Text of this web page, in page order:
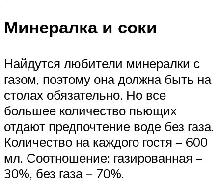
Минералка и соки
Найдутся любители минералки с
газом, поэтому она должна быть на
столах обязательно. Но все
большее количество пьющих
отдают предпочтение воде без газа.
Количество на каждого гостя – 600
мл. Соотношение: газированная –
30%, без газа – 70%.